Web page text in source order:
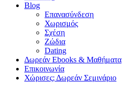
Blog
Επανασύνδεση
Χωρισμός
Σχέση
Ζώδια
Dating
Δωρεάν Ebooks & Μαθήματα
Επικοινωνία
Χώρισες; Δωρεάν Σεμινάριο